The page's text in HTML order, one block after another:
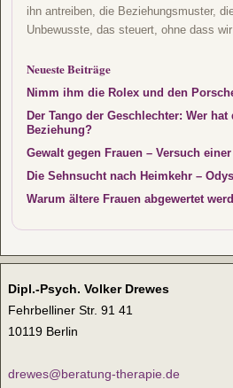
ihn antreiben, die Beziehungsmuster,
Unbewusste, das steuert, ohne dass
Neueste Beiträge
Nimm ihm die Rolex und den
Der Tango der Geschlechter: Wer
Beziehung?
Gewalt gegen Frauen – Versuch
Die Sehnsucht nach Heimkehr –
Warum ältere Frauen abgewertet
Dipl.-Psych. Volker Drewes
Fehrbelliner Str. 91 41
10119 Berlin
drewes@beratung-therapie.de